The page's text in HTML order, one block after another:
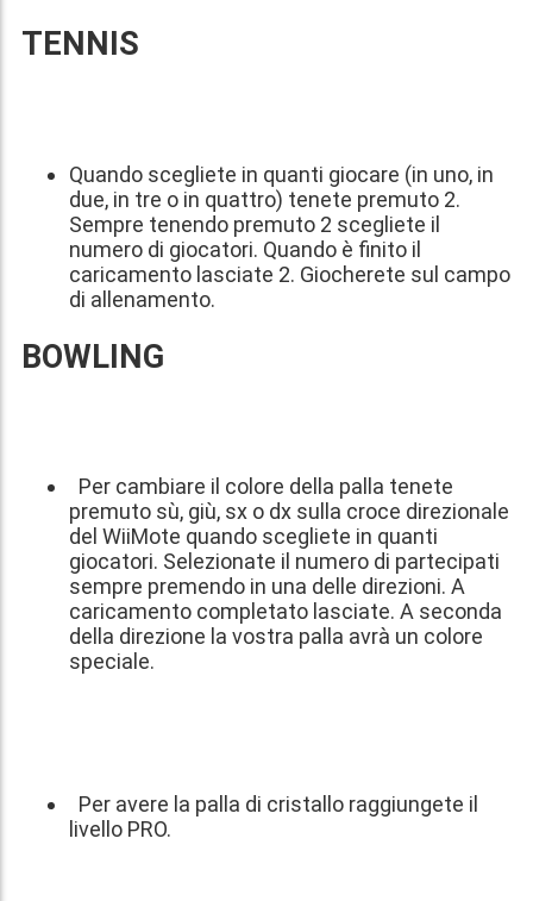
TENNIS
Quando scegliete in quanti giocare (in uno, in
due, in tre o in quattro) tenete premuto 2.
Sempre tenendo premuto 2 scegliete il
numero di giocatori. Quando è finito il
caricamento lasciate 2. Giocherete sul campo
di allenamento.
BOWLING
Per cambiare il colore della palla tenete
premuto sù, giù, sx o dx sulla croce direzionale
del WiiMote quando scegliete in quanti
giocatori. Selezionate il numero di partecipati
sempre premendo in una delle direzioni. A
caricamento completato lasciate. A seconda
della direzione la vostra palla avrà un colore
speciale.
Per avere la palla di cristallo raggiungete il
livello PRO.